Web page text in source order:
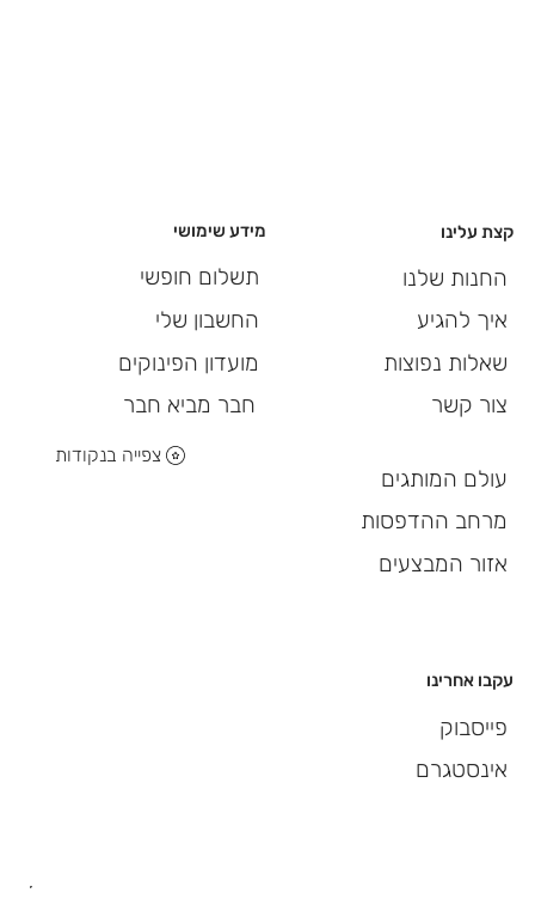
מידע שימושי
תשלום חופשי
החשבון שלי
מועדון הפינוקים
חבר מביא חבר
צפייה בנקודות
עקבו אחרינו
פייסבוק
אינסטגרם
קצת עלינו
החנות שלנו
איך להגיע
שאלות נפוצות
צור קשר
עולם המותגים
מרחב ההדפסות
אזור המבצעים